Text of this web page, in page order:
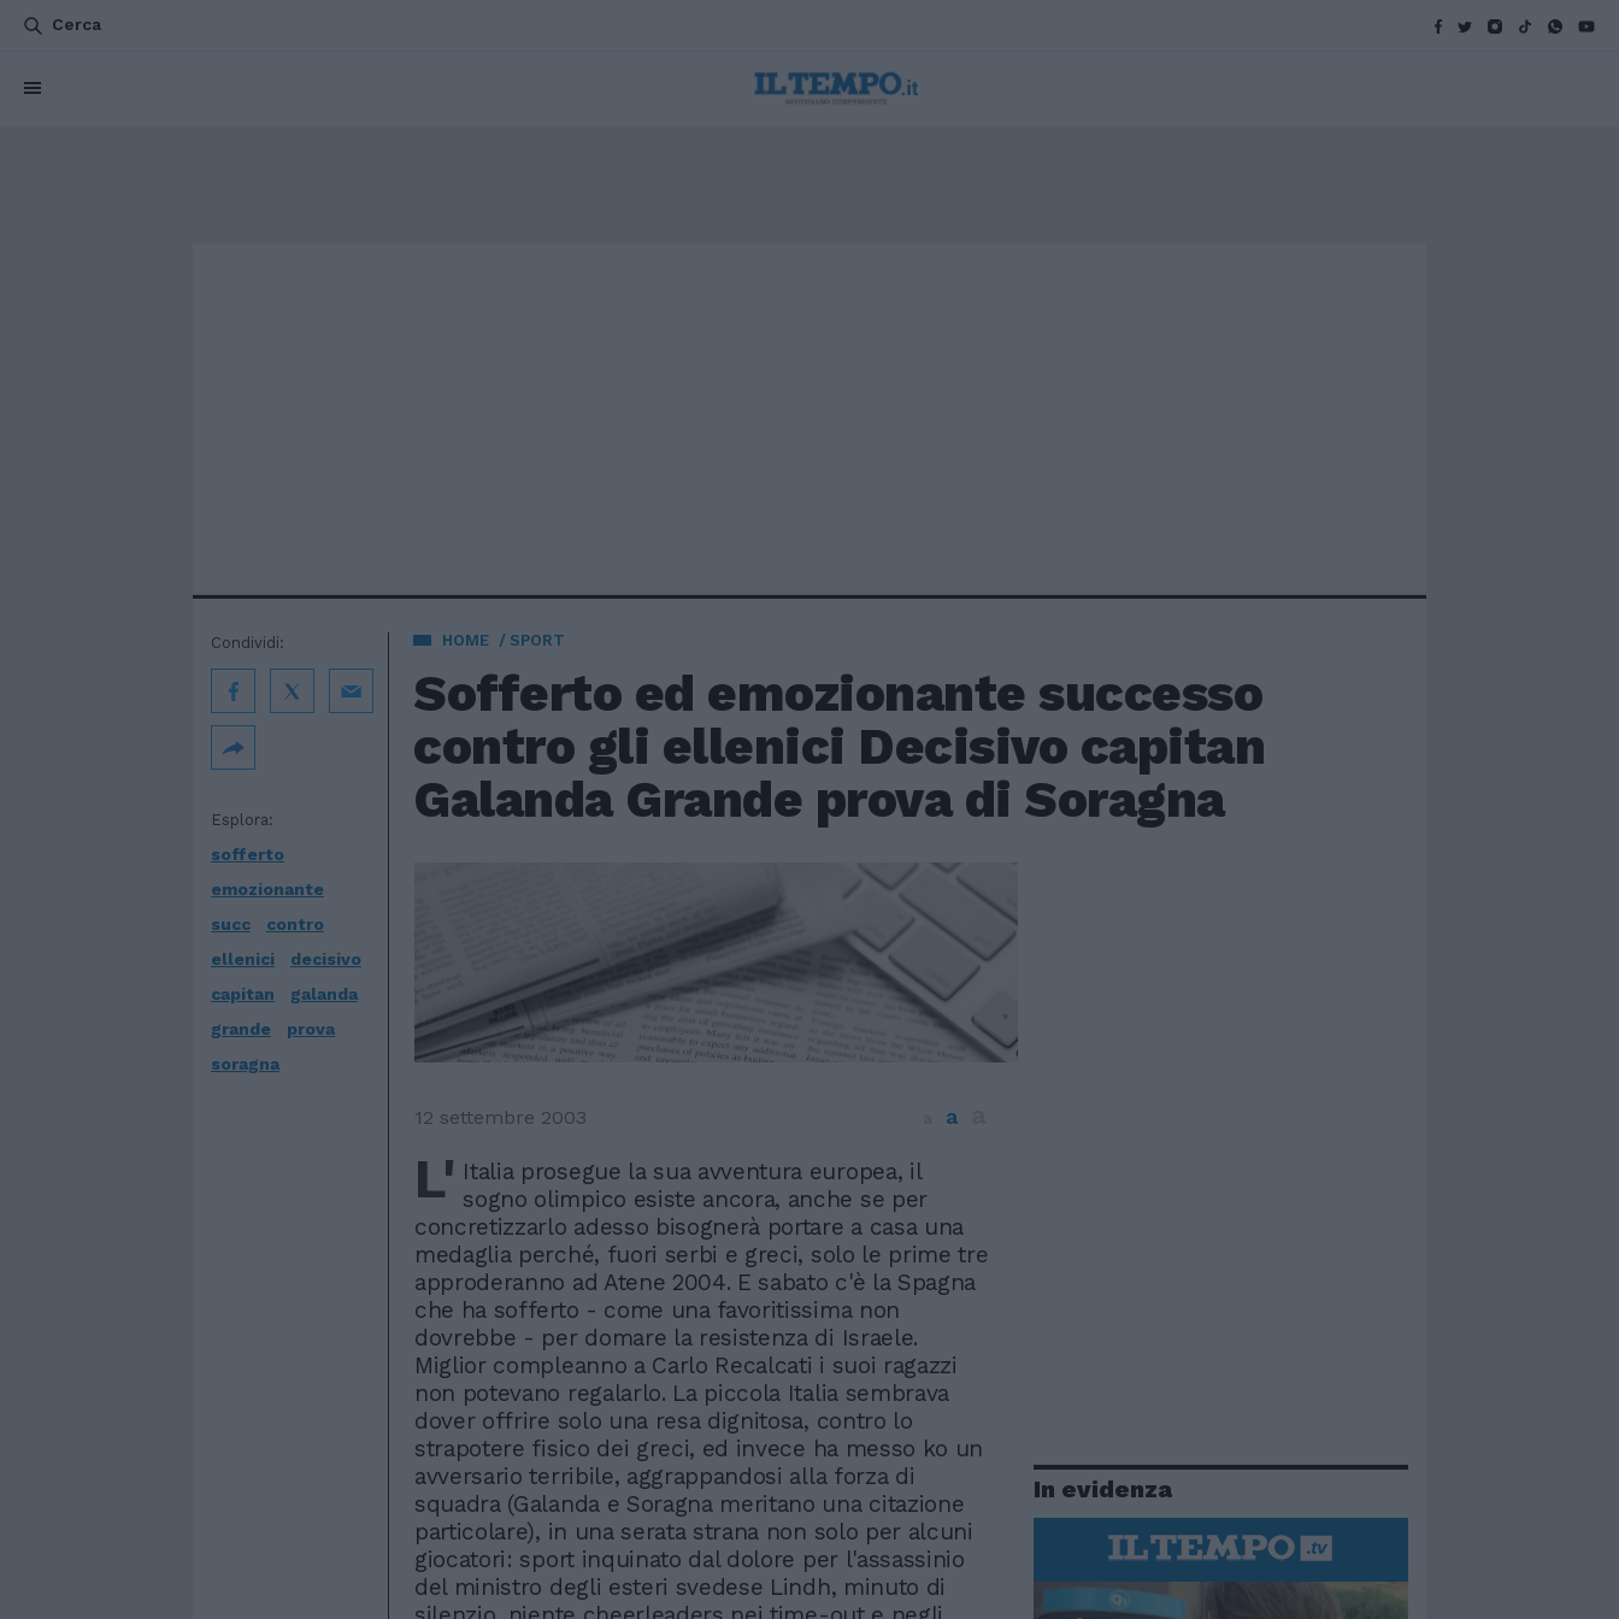
Cerca
HOME SPORT
Sofferto ed emozionante successo
contro gli ellenici Decisivo capitan
Galanda Grande prova di Soragna
Esplora:
sofferto
emozionante
succ
contro
ellenici
decisivo
capitan
galanda
grande
prova
soragna
Condividi:
12 settembre 2003 a
L' Italia prosegue la sua avventura europea, il
sogno olimpico esiste ancora, anche se per
concretizzarlo adesso bisognerà portare a casa una
medaglia perché, fuori serbi e greci, solo le prime tre
approderanno ad Atene 2004. E sabato c'è la Spagna
che ha sofferto - come una favoritissima non
dovrebbe - per domare la resistenza di Israele.
Miglior compleanno a Carlo Recalcati i suoi ragazzi
non potevano regalarlo. La piccola Italia sembrava
dover offrire solo una resa dignitosa, contro lo
strapotere fisico dei greci, ed invece ha messo ko un
avversario terribile, aggrappandosi alla forza di
squadra (Galanda e Soragna meritano una citazione
particolare), in una serata strana non solo per alcuni
giocatori: sport inquinato dal dolore per l'assassinio
del ministro degli esteri svedese Lindh, minuto di
In evidenza